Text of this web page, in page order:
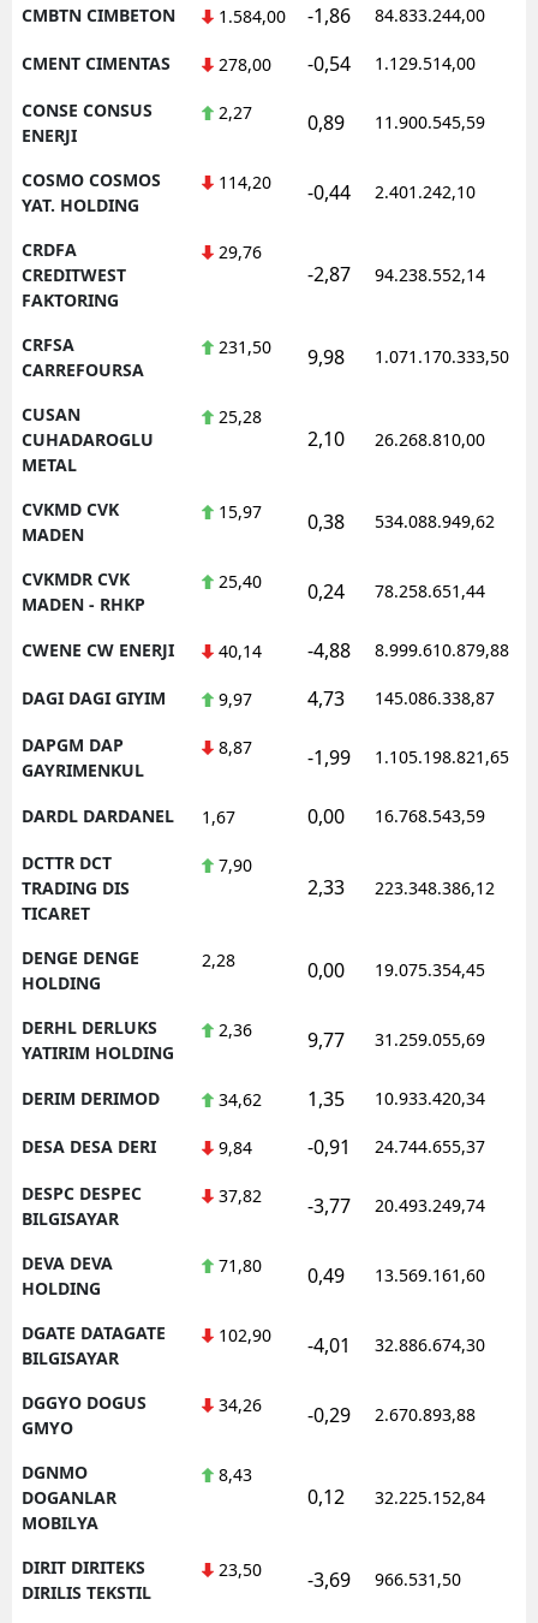
CMBTN CIMBETON 1.584,00 -1,86 84.833.244,00
CMENT CIMENTAS 278,00 -0,54 1.129.514,00
CONSE CONSUS
ENERJI
2,27 0,89 11.900.545,59
COSMO COSMOS
YAT. HOLDING
114,20 -0,44 2.401.242,10
CRDFA
CREDITWEST
FAKTORING
29,76
-2,87 94.238.552,14
CRFSA
CARREFOURSA
231,50 9,98 1.071.170.333,50
CUSAN
CUHADAROGLU
METAL
25,28
2,10 26.268.810,00
CVKMD CVK
MADEN
15,97 0,38 534.088.949,62
CVKMDR CVK
MADEN - RHKP
25,40 0,24 78.258.651,44
CWENE CW ENERJI 40,14 -4,88 8.999.610.879,88
DAGI DAGI GIYIM 9,97 4,73 145.086.338,87
DAPGM DAP
GAYRIMENKUL
8,87 -1,99 1.105.198.821,65
DARDL DARDANEL 1,67 0,00 16.768.543,59
DCTTR DCT
TRADING DIS
TICARET
7,90
2,33 223.348.386,12
DENGE DENGE
HOLDING
2,28 0,00 19.075.354,45
DERHL DERLUKS
YATIRIM HOLDING
2,36 9,77 31.259.055,69
DERIM DERIMOD 34,62 1,35 10.933.420,34
DESA DESA DERI 9,84 -0,91 24.744.655,37
DESPC DESPEC
BILGISAYAR
37,82 -3,77 20.493.249,74
DEVA DEVA
HOLDING
71,80 0,49 13.569.161,60
DGATE DATAGATE
BILGISAYAR
102,90 -4,01 32.886.674,30
DGGYO DOGUS
GMYO
34,26 -0,29 2.670.893,88
DGNMO
DOGANLAR
MOBILYA
8,43
0,12 32.225.152,84
DIRIT DIRITEKS
DIRILIS TEKSTIL
23,50 -3,69 966.531,50